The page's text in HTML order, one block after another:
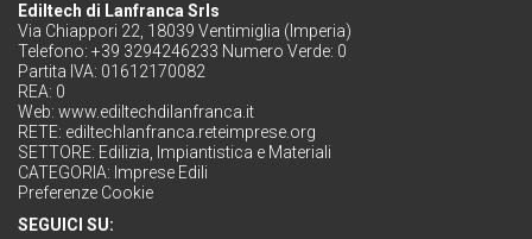
Ediltech di Lanfranca Srls
Via Chiappori 22, 18039 Ventimiglia (Imperia)
Telefono: +39 3294246233 Numero Verde: 0
Partita IVA: 01612170082
REA: 0
Web: www.ediltechdilanfranca.it
RETE: ediltechlanfranca.reteimprese.org
SETTORE: Edilizia, Impiantistica e Materiali
CATEGORIA: Imprese Edili
Preferenze Cookie
SEGUICI SU: